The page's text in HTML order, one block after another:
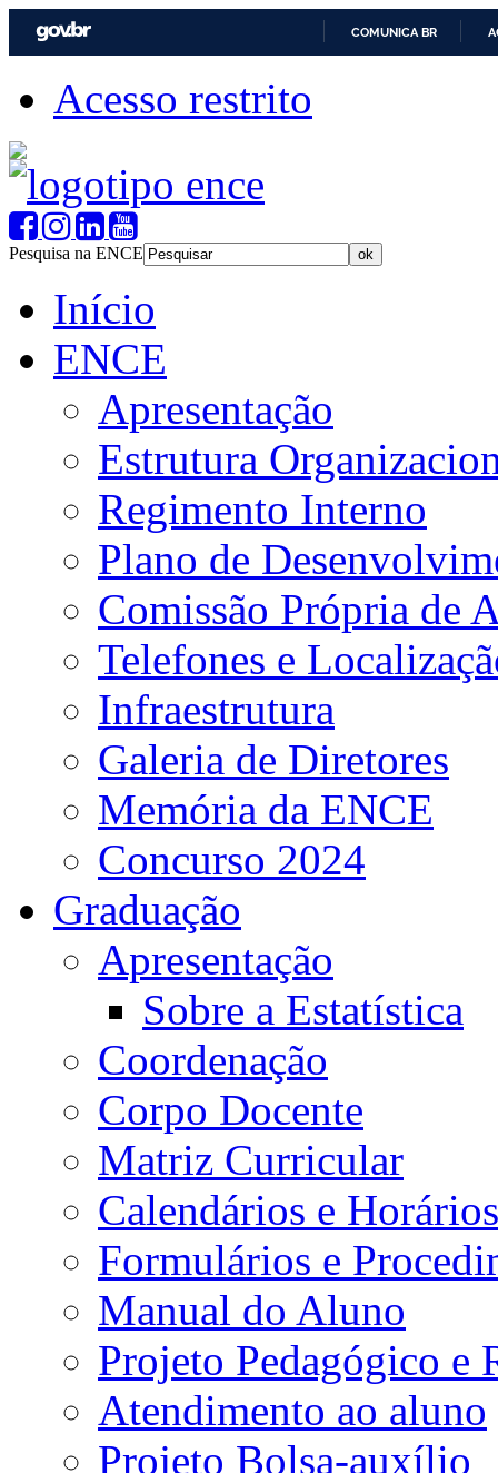
COMUNICA BR
Acesso restrito
Pesquisa na ENCE
Início
ENCE
Apresentação
Estrutura
Regimento Interno
Plano de
Comissão Própria de
Telefones e
Infraestrutura
Galeria de Diretores
Memória da ENCE
Concurso 2024
Graduação
Apresentação
Sobre a Estatística
Coordenação
Corpo Docente
Matriz Curricular
Calendários e Horários
Formulários e
Manual do Aluno
Projeto Pedagógico e
Atendimento ao aluno
Projeto Bolsa-auxílio